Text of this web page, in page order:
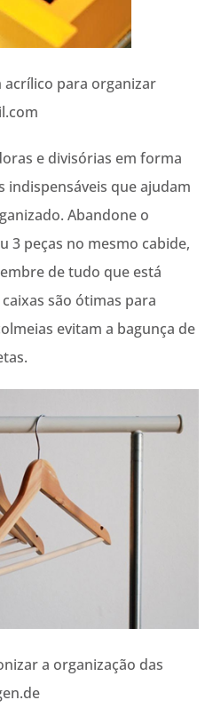
acrílico para organizar
e divisórias em forma
indispensáveis que ajudam
Abandone o
3 peças no mesmo cabide,
de tudo que está
são ótimas para
evitam a bagunça de
a organização das